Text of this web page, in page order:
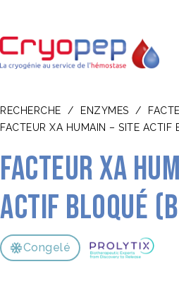
RECHERCHE / ENZYMES /
FACTEUR XA HUMAIN – SITE ACTIF
Facteur Xa
actif bloqué
Congelé